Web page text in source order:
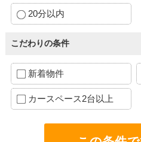
20分以内
こだわりの条件
新着物件
カースペース2台以上